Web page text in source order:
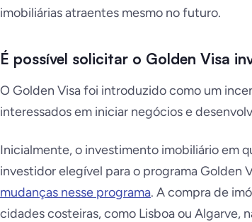
imobiliárias atraentes mesmo no futuro.
É possível solicitar o Golden Visa
O Golden Visa foi introduzido como um
interessados em iniciar negócios e
Inicialmente, o investimento imobiliário em
investidor elegível para o programa Golden
mudanças nesse programa. A compra de
cidades costeiras, como Lisboa ou Algarve,